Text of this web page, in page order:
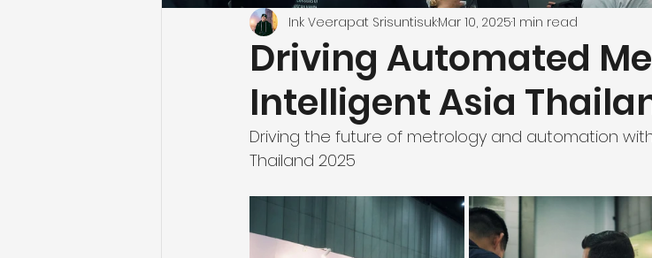
Driving Automated
Intelligent Asia
Ink Veerapat SrisuntisukMar 10, 20251 min read
Driving the future of metrology and automation
Thailand 2025